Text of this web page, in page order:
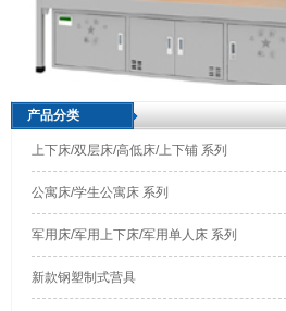
产品分类
上下床/双层床/高低床/上下铺 系列
公寓床/学生公寓床 系列
军用床/军用上下床/军用单人床 系列
新款钢塑制式营具